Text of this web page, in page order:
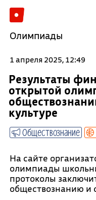
Олимпиады
1 апреля 2025, 12:49
Результаты
открытой
культуре
Обществознание
На сайте
олимпиады
протоколы
обществознанию и